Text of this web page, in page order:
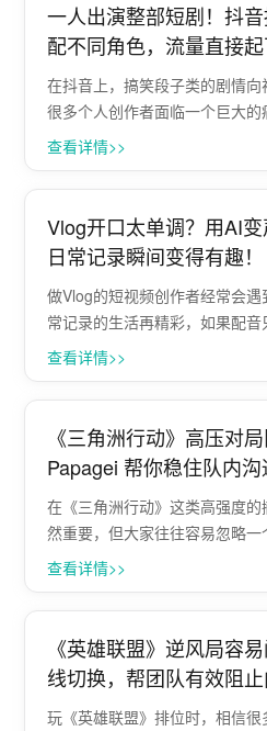
一人出演整部短剧！抖
配不同角色，流量直接起
在抖音上，搞笑段子类的剧情
很多个人创作者面临一个巨大
戏。 想在段子里同时展现老板
来的效果既尴尬又出戏。 为了···
查看详情>>
Vlog开口太单调？用AI
日常记录瞬间变得有趣！
做Vlog的短视频创作者经常会
常记录的生活再精彩，如果配
频就会显得像“流水账”，很难留
内心独白。但因为都是自己在说
查看详情>>
《三角洲行动》高压对
Papagei 帮你稳住队内
在《三角洲行动》这类高强度
然重要，但大家往往容易忽略
稳定性。尤其是在高压撤出、连
团队内讧、全员摆烂。 与其在关
查看详情>>
《英雄联盟》逆风局容
线切换，帮团队有效阻
玩《英雄联盟》排位时，相信很